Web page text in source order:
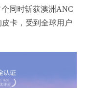
同时斩获澳洲ANC
卡，受到全球用户